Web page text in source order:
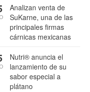
Analizan venta de
SuKarne, una de las
principales firmas
cárnicas mexicanas
Nutri® anuncia el
lanzamiento de su
sabor especial a
plátano